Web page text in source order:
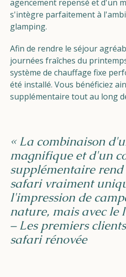
agencement repensé et d'un
s'intègre parfaitement à
glamping.
Afin de rendre le séjour
journées fraîches du
système de chauffage fixe
été installé. Vous bénéficiez
supplémentaire tout au long
« La combinaison
magnifique et d'un
supplémentaire rend
safari vraiment
l'impression de
nature, mais avec le
– Les premiers
safari rénovée